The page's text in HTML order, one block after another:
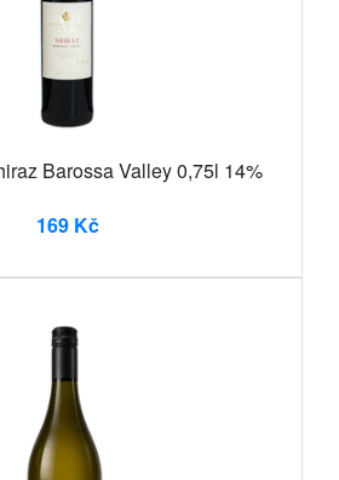
Barossa Valley 0,75l 14%
169 Kč